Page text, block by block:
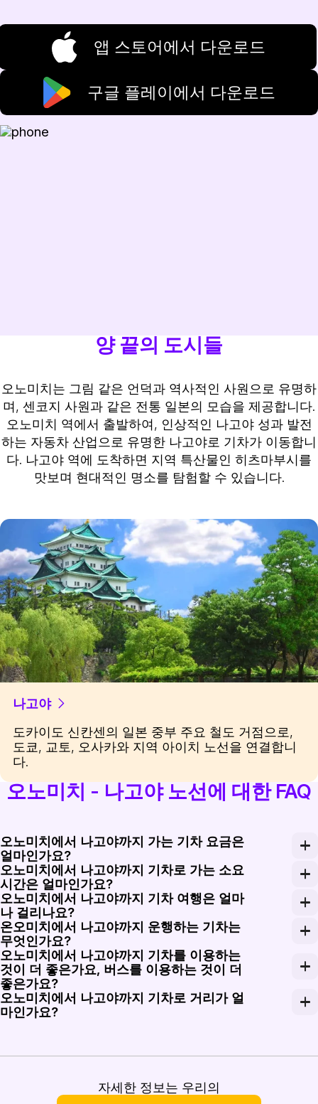
앱 스토어에서 다운로드
구글 플레이에서 다운로드
양 끝의 도시들
오노미치는 그림 같은 언덕과 역사적인 사원으로 유명하
며, 센코지 사원과 같은 전통 일본의 모습을 제공합니다.
오노미치 역에서 출발하여, 인상적인 나고야 성과 발전
하는 자동차 산업으로 유명한 나고야로 기차가 이동합니
다. 나고야 역에 도착하면 지역 특산물인 히츠마부시를
맛보며 현대적인 명소를 탐험할 수 있습니다.
나고야
도카이도 신칸센의 일본 중부 주요 철도 거점으로,
도쿄, 교토, 오사카와 지역 아이치 노선을 연결합니
다.
오노미치 - 나고야 노선에 대한 FAQ
오노미치에서 나고야까지 가는 기차 요금은
얼마인가요?
오노미치에서 나고야까지의 기차 요금은 경제 클래스
오노미치에서 나고야까지 기차로 가는 소요
시간은 얼마인가요?
오노미치에서 나고야까지의 여행은 선택한 서비스와
오노미치에서 나고야까지 기차 여행은 얼마
나 걸리나요?
오노미치에서 나고야까지 기차 여행은 약 3시간에서 4
온오미치에서 나고야까지 운행하는 기차는
무엇인가요?
온오미치에서 나고야로 여행하려면 신칸센 서비스와
오노미치에서 나고야까지 기차를 이용하는
것이 더 좋은가요, 버스를 이용하는 것이 더
좋은가요?
버스를 이용하는 것이 더 저렴할 수 있지만, 기차는 더
오노미치에서 나고야까지 기차로 거리가 얼
마인가요?
자세한 정보는 우리의